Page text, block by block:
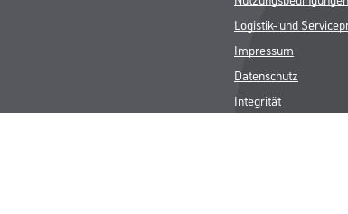
Logistik- und
Impressum
Datenschutz
Integrität